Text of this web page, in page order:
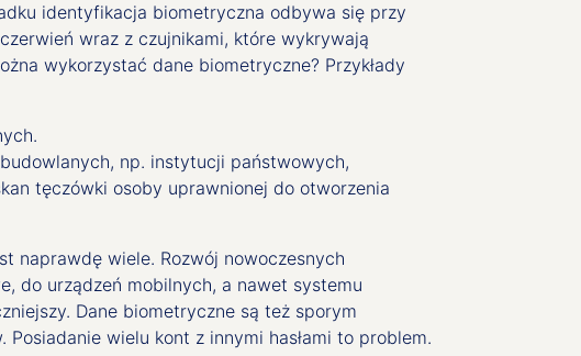
identyfikacja biometryczna odbywa się przy
wraz z czujnikami, które wykrywają
wykorzystać dane biometryczne? Przykłady
np. instytucji państwowych,
tęczówki osoby uprawnionej do otworzenia
naprawdę wiele. Rozwój nowoczesnych
do urządzeń mobilnych, a nawet systemu
Dane biometryczne są też sporym
wielu kont z innymi hasłami to problem.